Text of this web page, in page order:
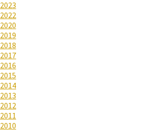
2023
2022
2020
2019
2018
2017
2016
2015
2014
2013
2012
2011
2010